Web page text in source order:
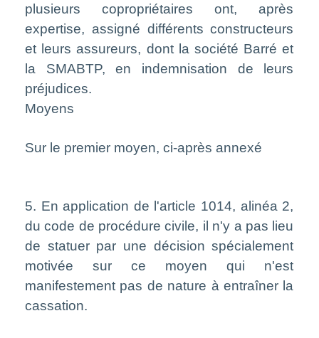
plusieurs copropriétaires ont, après
expertise, assigné différents constructeurs
et leurs assureurs, dont la société Barré et
la SMABTP, en indemnisation de leurs
préjudices.
Moyens
Sur le premier moyen, ci-après annexé
5. En application de l'article 1014, alinéa 2,
du code de procédure civile, il n'y a pas lieu
de statuer par une décision spécialement
motivée sur ce moyen qui n'est
manifestement pas de nature à entraîner la
cassation.